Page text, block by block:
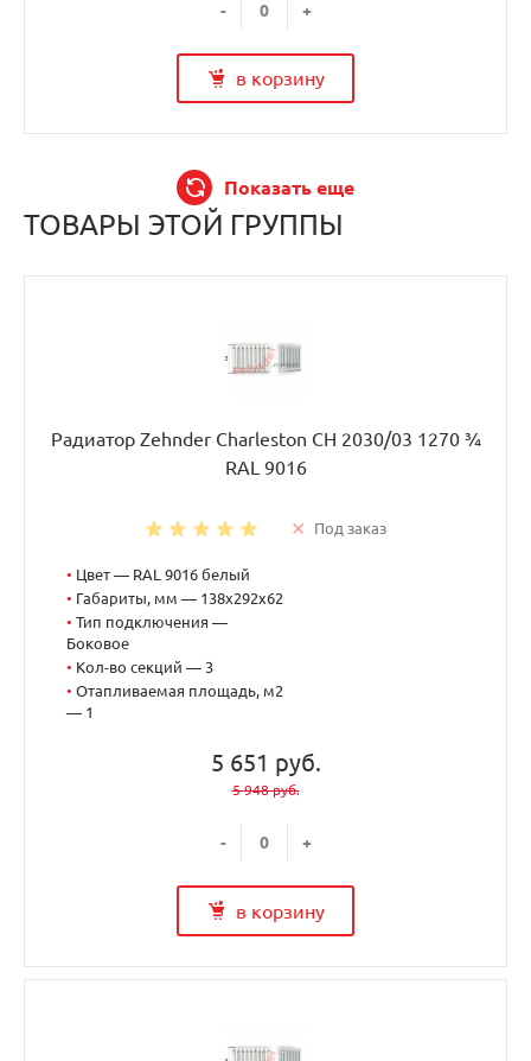
- +
в корзину
Показать еще
ТОВАРЫ ЭТОЙ ГРУППЫ
Радиатор Zehnder Charleston CH 2030/03 1270 ¾
RAL 9016
Под заказ
• Цвет — RAL 9016 белый
• Габариты, мм — 138x292x62
• Тип подключения —
Боковое
• Кол-во секций — 3
• Отапливаемая площадь, м2
— 1
5 651 руб.
5 948 руб.
- +
в корзину